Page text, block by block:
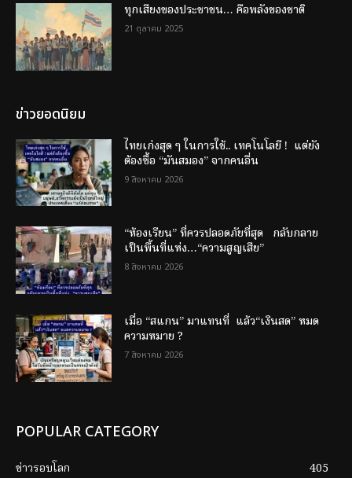
ทุกเสียงของประชาชน… คือพลังของชาติ
21 ตุลาคม 2025
ข่าวยอดนิยม
ไทยเก่งสุด ๆ ในการใช้.. เทคโนโลยี ! แต่ยัง
ต้องซื้อ “มันสมอง” จากคนอื่น
9 สิงหาคม 2026
“ห้องเรียน” ที่ควรปลอดภัยที่สุด กลับกลาย
เป็นพื้นที่แห่ง…“ความสูญเสีย”
8 สิงหาคม 2026
เมื่อ “สแกน” มาแทนที่ แล้ว“เงินสด” หมด
ความหมาย ?
7 สิงหาคม 2026
POPULAR CATEGORY
ข่าวรอบโลก
405